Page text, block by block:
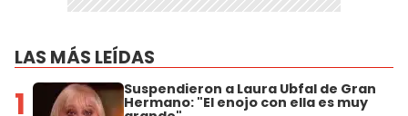
LAS MÁS LEÍDAS
1 Suspendieron a Laura Ubfal de Gran
Hermano: "El enojo con ella es muy